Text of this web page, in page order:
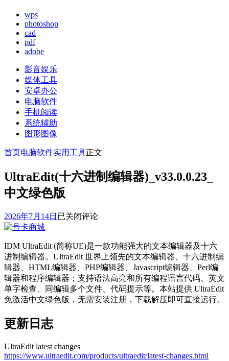
wps
photoshop
cad
pdf
adobe
影音娱乐
媒体工具
安卓办公
电脑软件
手机阅读
系统辅助
图形图像
首页电脑软件实用工具正文
UltraEdit(十六进制编辑器)_v33.0.0.23_
中文绿色版
2026年7月14日 UltraEdit(十
制
编
辑
器)_v33.0.0.23_
中
文
已关闭评论
IDM UltraEdit (简称UE)是一款功能强大的文本编辑器及十六
进制编辑器。UltraEdit 世界上领先的文本编辑器、十六进制编
辑器、HTML编辑器、PHP编辑器、Javascript编辑器、Perl编
辑器和程序编辑器；支持语法高亮和所有编程语言代码、英文
单字检查、同编辑多个文件、代码提示等。本站提供 UltraEdit
免激活中文绿色版，无需安装注册，下载解压即可直接运行。
更新日志
UltraEdit latest changes
https://www.ultraedit.com/products/ultraedit/latest-changes.html